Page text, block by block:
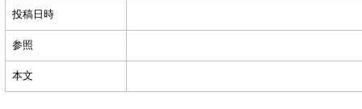
投稿日時
参照
本文